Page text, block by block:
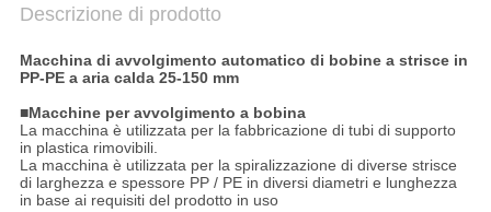
Descrizione di prodotto
Macchina di avvolgimento automatico di bobine a strisce in
PP-PE a aria calda 25-150 mm
■Macchine per avvolgimento a bobina
La macchina è utilizzata per la fabbricazione di tubi di supporto
in plastica rimovibili.
La macchina è utilizzata per la spiralizzazione di diverse strisce
di larghezza e spessore PP / PE in diversi diametri e lunghezza
in base ai requisiti del prodotto in uso